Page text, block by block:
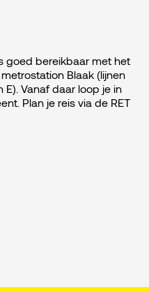
goed bereikbaar met het
Blaak (lijnen
E). Vanaf daar loop je in
Plan je reis via de RET